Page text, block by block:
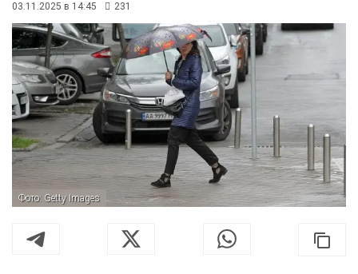
03.11.2025 в 14:45 231
Фото: Getty Images